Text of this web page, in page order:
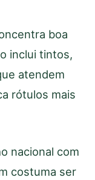
boa
inclui tintos,
atendem
rótulos mais
nacional com
costuma ser